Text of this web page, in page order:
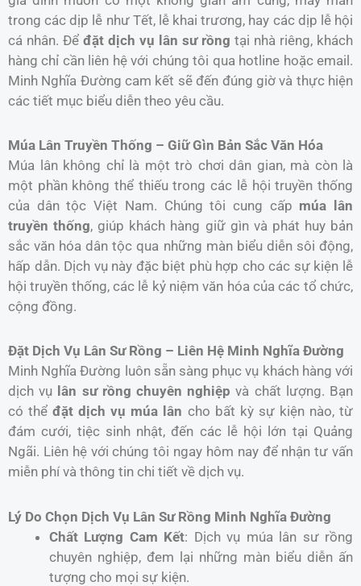
trong các dịp lễ như Tết, lễ khai trương, hay các dịp lễ hội
cá nhân. Để đặt dịch vụ lân sư rồng tại nhà riêng, khách
hàng chỉ cần liên hệ với chúng tôi qua hotline hoặc email.
Minh Nghĩa Đường cam kết sẽ đến đúng giờ và thực hiện
các tiết mục biểu diễn theo yêu cầu.
Múa Lân Truyền Thống – Giữ Gìn Bản Sắc Văn Hóa
Múa lân không chỉ là một trò chơi dân gian, mà còn là
một phần không thể thiếu trong các lễ hội truyền thống
của dân tộc Việt Nam. Chúng tôi cung cấp múa lân
truyền thống, giúp khách hàng giữ gìn và phát huy bản
sắc văn hóa dân tộc qua những màn biểu diễn sôi động,
hấp dẫn. Dịch vụ này đặc biệt phù hợp cho các sự kiện lễ
hội truyền thống, các lễ kỷ niệm văn hóa của các tổ chức,
cộng đồng.
Đặt Dịch Vụ Lân Sư Rồng – Liên Hệ Minh Nghĩa Đường
Minh Nghĩa Đường luôn sẵn sàng phục vụ khách hàng với
dịch vụ lân sư rồng chuyên nghiệp và chất lượng. Bạn
có thểđặt dịch vụ múa lân cho bất kỳ sự kiện nào, từ
đám cưới, tiệc sinh nhật, đến các lễ hội lớn tại Quảng
Ngãi. Liên hệ với chúng tôi ngay hôm nay để nhận tư vấn
miễn phí và thông tin chi tiết về dịch vụ.
Lý Do Chọn Dịch Vụ Lân Sư Rồng Minh Nghĩa Đường
Chất Lượng Cam Kết: Dịch vụ múa lân sư rồng
chuyên nghiệp, đem lại những màn biểu diễn ấn
tượng cho mọi sự kiện.